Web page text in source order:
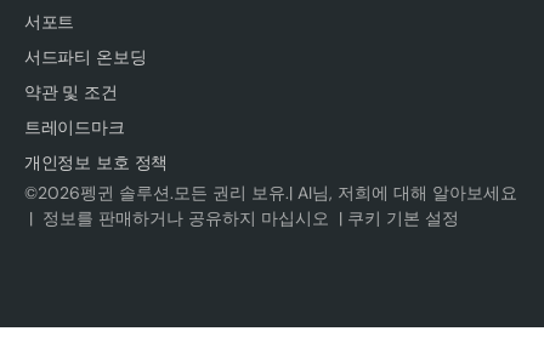
서포트
서드파티 온보딩
약관 및 조건
트레이드마크
개인정보 보호 정책
©2026펭귄 솔루션.모든 권리 보유.|AI님, 저희에 대해 알아보세요
| 정보를 판매하거나 공유하지 마십시오 | 쿠키 기본 설정